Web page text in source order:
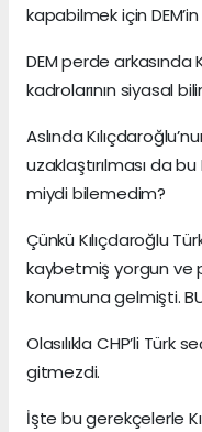
kapabilmek için
DEM perde
kadrolarının siyasal
Aslında
uzaklaştırılması da
miydi bilemedim?
Çünkü Kılıçdaroğlu
kaybetmiş yorgun ve
konumuna gelmişti.
Olasılıkla CHP’li Türk
gitmezdi.
İşte bu gerekçelerle